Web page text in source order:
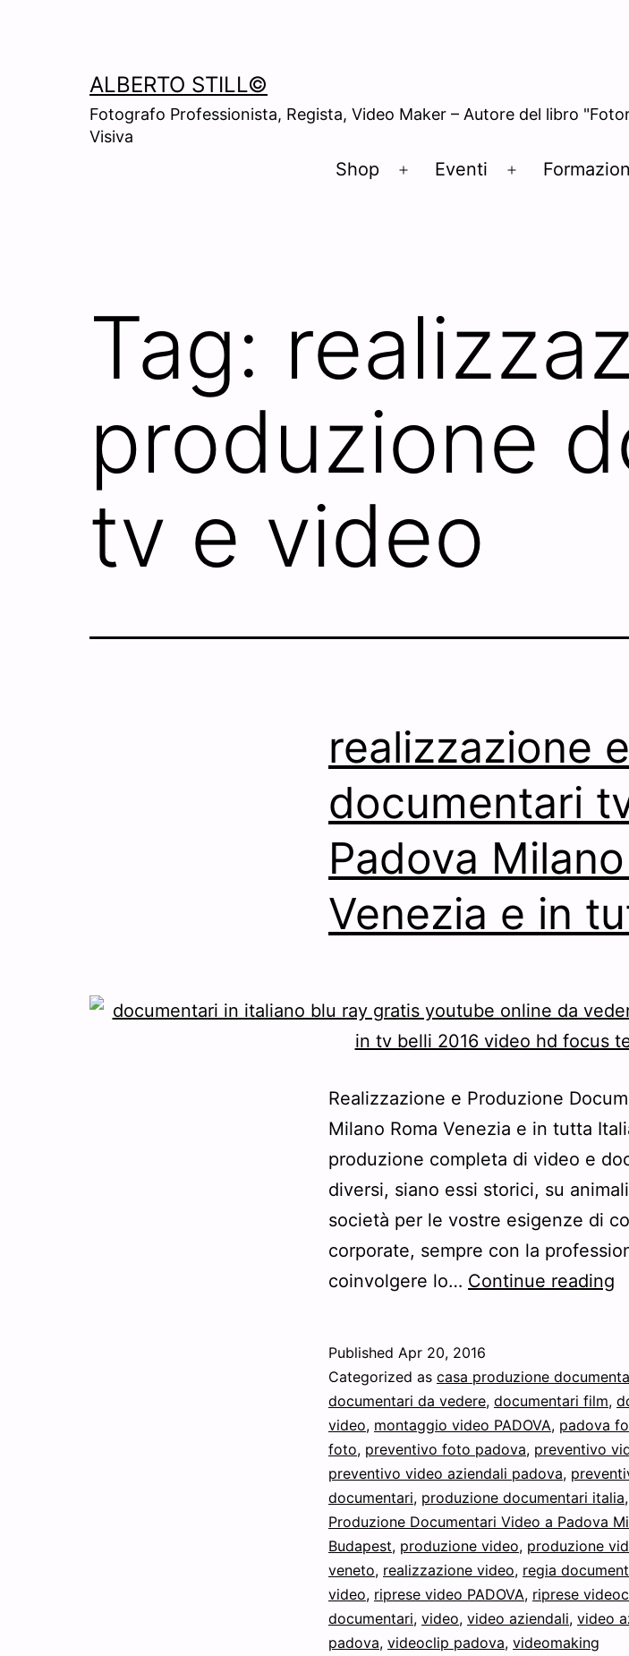
ALBERTO STILL©
Fotografo Professionista, Regista, Video Maker – Autore del libro
Visiva
Shop
Open
Eventi
Open
Tag:
produzione
tv e video
realizzazione
documentari
Padova
Venezia e in
Realizzazione e Produzione
Milano Roma Venezia e in tutta
produzione completa di video e
diversi, siano essi storici, su
società per le vostre esigenze di
corporate, sempre con la
coinvolgere lo… Continue reading
tv
e
a
Published Apr 20, 2016
Categorized as casa produzione
documentari da vedere, documentari film,
video, montaggio video PADOVA, padova
foto, preventivo foto padova, preventivo
preventivo video aziendali padova,
documentari, produzione documentari italia,
Produzione Documentari Video a Padova
Budapest, produzione video, produzione
veneto, realizzazione video, regia
video, riprese video PADOVA, riprese
documentari, video, video aziendali, video
padova, videoclip padova, videomaking